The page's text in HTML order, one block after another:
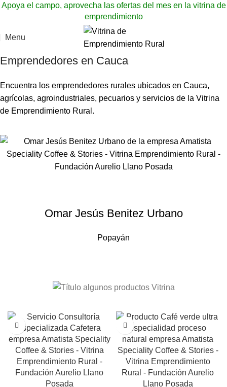
Apoya el campo, aprovecha las ofertas del mes en la vitrina de
emprendimiento
Menu
Emprendedores en Cauca
Encuentra los emprendedores rurales ubicados en Cauca,
agrícolas, agroindustriales, pecuarios y servicios de la Vitrina
de Emprendimiento Rural.
Omar Jesús Benitez Urbano
Popayán